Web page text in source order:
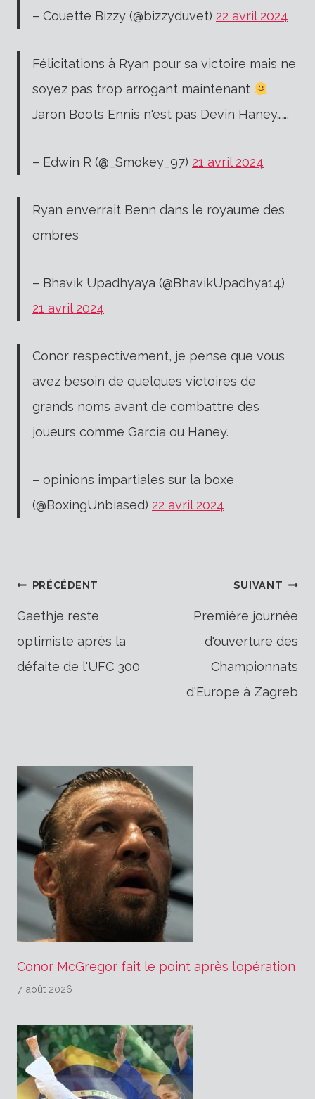
– Couette Bizzy (@bizzyduvet) 22 avril 2024
Félicitations à Ryan pour sa victoire mais ne
soyez pas trop arrogant maintenant
Jaron Boots Ennis n'est pas Devin Haney…….
– Edwin R (@_Smokey_97) 21 avril 2024
Ryan enverrait Benn dans le royaume des
ombres
– Bhavik Upadhyaya (@BhavikUpadhya14)
21 avril 2024
Conor respectivement, je pense que vous
avez besoin de quelques victoires de
grands noms avant de combattre des
joueurs comme Garcia ou Haney.
– opinions impartiales sur la boxe
(@BoxingUnbiased) 22 avril 2024
Navigation
de
PRÉCÉDENT
Gaethje reste
optimiste après la
défaite de l'UFC 300
SUIVANT
Première journée
d'ouverture des
Championnats
d'Europe à Zagreb
Conor McGregor fait le point après l’opération
7 août 2026